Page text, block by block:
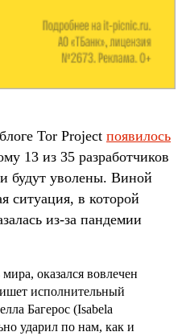
Tor Project появилось
13 из 35 разработчиков
будут уволены. Виной
ситуация, в которой
из-за пандемии
оказался вовлечен
исполнительный
Багерос (Isabela
ударил по нам, как и